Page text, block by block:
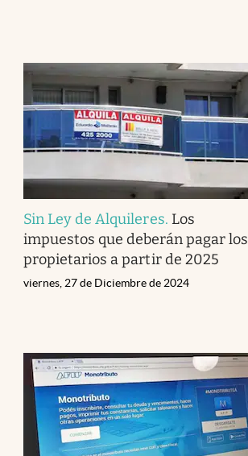
Sin Ley de Alquileres. Los
impuestos que deberán pagar los
propietarios a partir de 2025
viernes, 27 de Diciembre de 2024